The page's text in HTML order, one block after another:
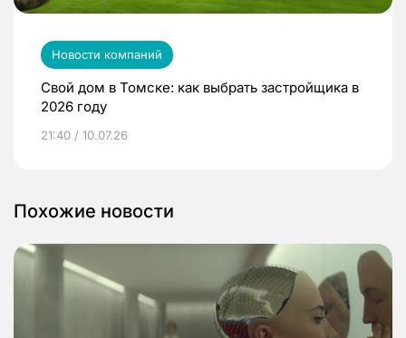
Новости компаний
Свой дом в Томске: как выбрать застройщика в
2026 году
21:40 / 10.07.26
Похожие новости